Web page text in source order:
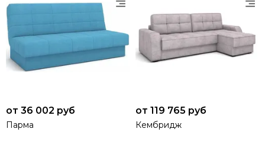
от 36 002 руб
Парма
от 119 765 руб
Кембридж